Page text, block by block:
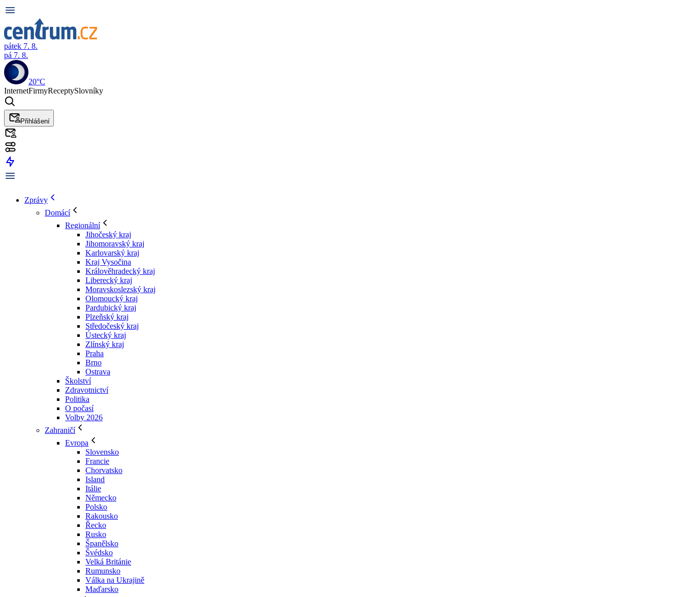
pátek 7. 8.
pá 7. 8.
20°C
InternetFirmyReceptySlovníky
Přihlášení
Zprávy
Domácí
Regionální
Jihočeský kraj
Jihomoravský kraj
Karlovarský kraj
Kraj Vysočina
Králověhradecký kraj
Liberecký kraj
Moravskoslezský kraj
Olomoucký kraj
Pardubický kraj
Plzeňský kraj
Středočeský kraj
Ústecký kraj
Zlínský kraj
Praha
Brno
Ostrava
Školství
Zdravotnictví
Politika
O počasí
Volby 2026
Zahraničí
Evropa
Slovensko
Francie
Chorvatsko
Island
Itálie
Německo
Polsko
Rakousko
Řecko
Rusko
Španělsko
Švédsko
Velká Británie
Rumunsko
Válka na Ukrajině
Maďarsko